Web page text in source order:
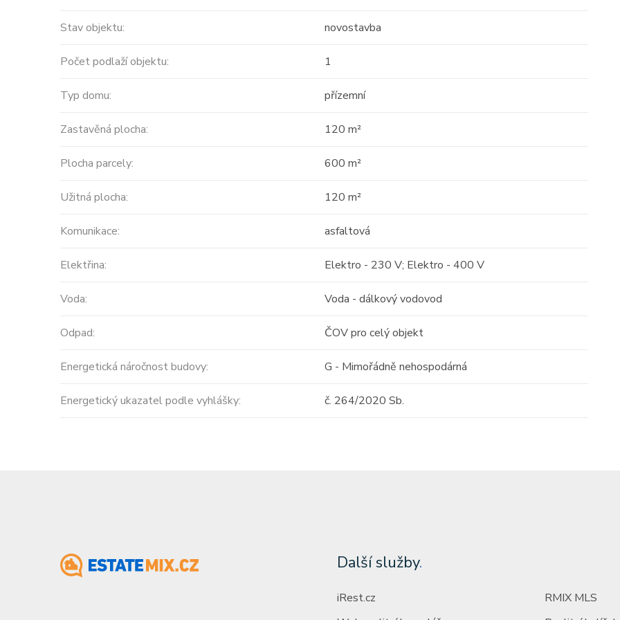
Stav objektu: novostavba
Počet podlaží objektu: 1
Typ domu: přízemní
Zastavěná plocha: 120 m²
Plocha parcely: 600 m²
Užitná plocha: 120 m²
Komunikace: asfaltová
Elektřina: Elektro - 230 V; Elektro - 400 V
Voda: Voda - dálkový vodovod
Odpad: ČOV pro celý objekt
Energetická náročnost budovy: G - Mimořádně nehospodárná
Energetický ukazatel podle vyhlášky: č. 264/2020 Sb.
01
Prodej
(za nemovitost)
111m² s terasou 29 ...
111 m2
Cena: 6 000 000 Kč
Další služby.
iRest.cz
RMIX MLS